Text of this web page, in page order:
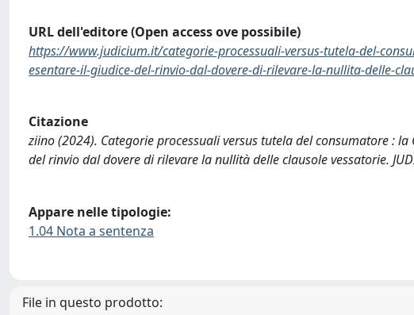
URL dell'editore (Open access ove possibile)
https://www.judicium.it/categorie-processuali-versus-tutela-del-
esentare-il-giudice-del-rinvio-dal-dovere-di-rilevare-la-nullita-delle-
Citazione
ziino (2024). Categorie processuali versus tutela del consumatore :
del rinvio dal dovere di rilevare la nullità delle clausole vessatorie.
Appare nelle tipologie:
1.04 Nota a sentenza
File in questo prodotto: